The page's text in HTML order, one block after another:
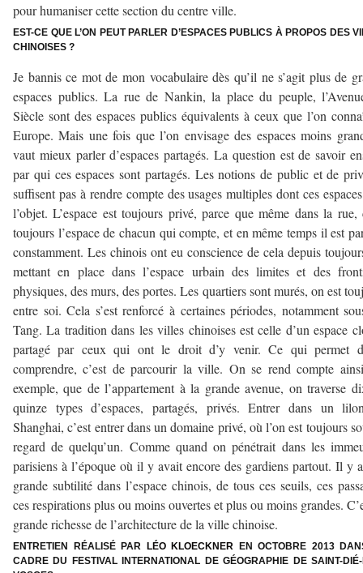
pour humaniser cette section du centre ville.
EST-CE QUE L’ON PEUT PARLER D’ESPACES PUBLICS À PROPOS DES
CHINOISES ?
Je bannis ce mot de mon vocabulaire dès qu’il ne s’agit plus de
espaces publics. La rue de Nankin, la place du peuple,
Siècle sont des espaces publics équivalents à ceux que l’on
Europe. Mais une fois que l’on envisage des espaces moins
vaut mieux parler d’espaces partagés. La question est de savoir
par qui ces espaces sont partagés. Les notions de public et de
suffisent pas à rendre compte des usages multiples dont ces
l’objet. L’espace est toujours privé, parce que même dans la rue,
toujours l’espace de chacun qui compte, et en même temps il est
constamment. Les chinois ont eu conscience de cela depuis
mettant en place dans l’espace urbain des limites et des
physiques, des murs, des portes. Les quartiers sont murés, on est
entre soi. Cela s’est renforcé à certaines périodes, notamment
Tang. La tradition dans les villes chinoises est celle d’un espace
partagé par ceux qui ont le droit d’y venir. Ce qui permet
comprendre, c’est de parcourir la ville. On se rend compte
exemple, que de l’appartement à la grande avenue, on traverse
quinze types d’espaces, partagés, privés. Entrer dans un
Shanghai, c’est entrer dans un domaine privé, où l’on est toujours
regard de quelqu’un. Comme quand on pénétrait dans les
parisiens à l’époque où il y avait encore des gardiens partout. Il y
grande subtilité dans l’espace chinois, de tous ces seuils, ces
ces respirations plus ou moins ouvertes et plus ou moins grandes.
grande richesse de l’architecture de la ville chinoise.
ENTRETIEN RÉALISÉ PAR LÉO KLOECKNER EN OCTOBRE 2013
CADRE DU FESTIVAL INTERNATIONAL DE GÉOGRAPHIE DE SAINT-